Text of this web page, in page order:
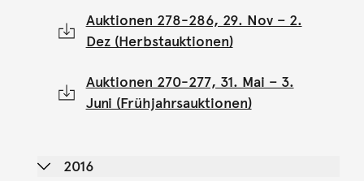
Auktionen 278-286, 29. Nov – 2.
Dez (Herbstauktionen)
Auktionen 270-277, 31. Mai – 3.
Juni (Frühjahrsauktionen)
2016